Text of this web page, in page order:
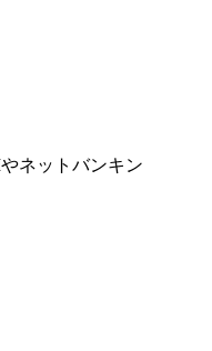
ネットバンキン